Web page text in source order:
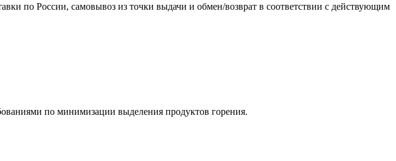
по России, самовывоз из точки выдачи и обмен/возврат в соответствии с действующим
по минимизации выделения продуктов горения.